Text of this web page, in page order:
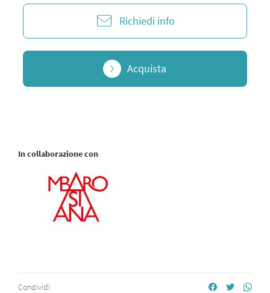
Richiedi info
Acquista
In collaborazione con
Condividi